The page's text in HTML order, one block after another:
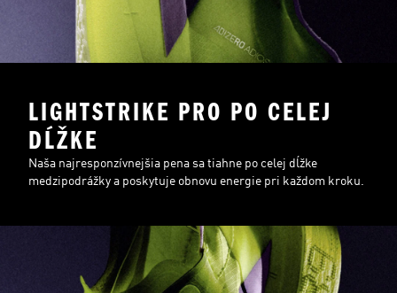
LIGHTSTRIKE PRO PO CELEJ
DĹŽKE
Naša najresponzívnejšia pena sa tiahne po celej dĺžke
medzipodrážky a poskytuje obnovu energie pri každom kroku.